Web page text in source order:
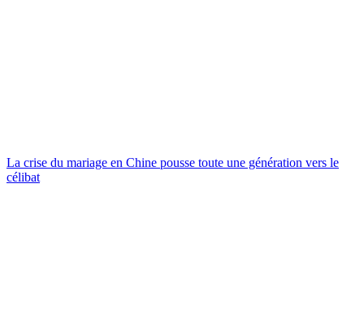
La crise du mariage en Chine pousse toute une génération vers le
célibat